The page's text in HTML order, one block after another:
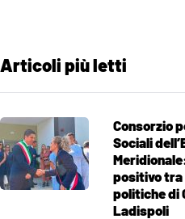
Articoli più letti
Consorzio
Sociali
positivo tra
politiche di
Ladispoli